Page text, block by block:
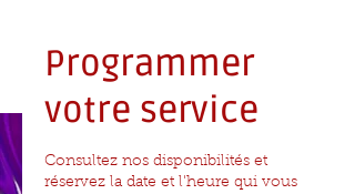
Programmer
votre service
Consultez nos disponibilités et
réservez la date et l'heure qui vous